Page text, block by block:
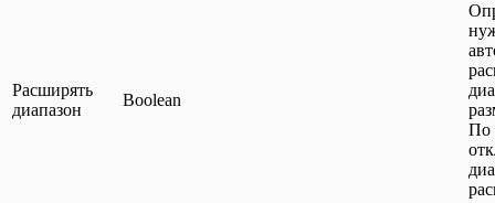
Расширять
диапазон
Boolean
По